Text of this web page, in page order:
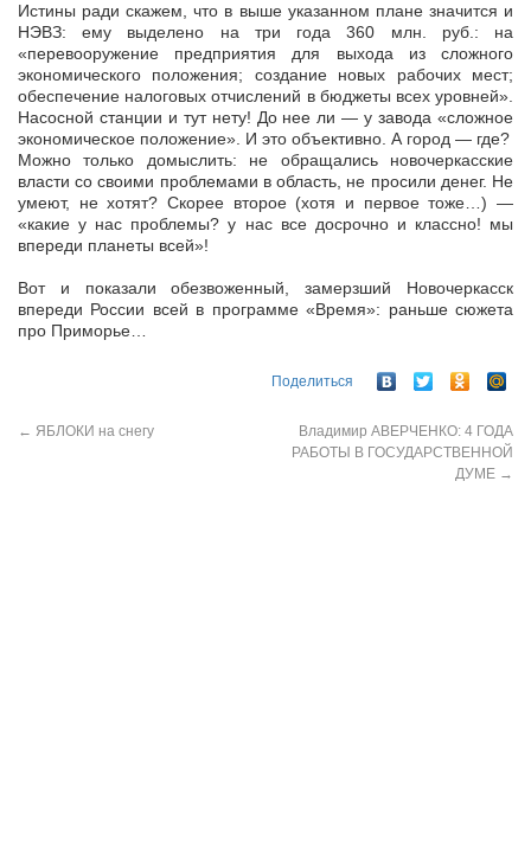
Истины ради скажем, что в выше указанном плане значится и
НЭВЗ: ему выделено на три года 360 млн. руб.: на
«перевооружение предприятия для выхода из сложного
экономического положения; создание новых рабочих мест;
обеспечение налоговых отчислений в бюджеты всех уровней».
Насосной станции и тут нету! До нее ли — у завода «сложное
экономическое положение». И это объективно. А город — где?
Можно только домыслить: не обращались новочеркасские
власти со своими проблемами в область, не просили денег. Не
умеют, не хотят? Скорее второе (хотя и первое тоже…) —
«какие у нас проблемы? у нас все досрочно и классно! мы
впереди планеты всей»!
Вот и показали обезвоженный, замерзший Новочеркасск
впереди России всей в программе «Время»: раньше сюжета
про Приморье…
Поделиться
← ЯБЛОКИ на снегу
Владимир АВЕРЧЕНКО: 4 ГОДА
РАБОТЫ В ГОСУДАРСТВЕННОЙ
ДУМЕ →